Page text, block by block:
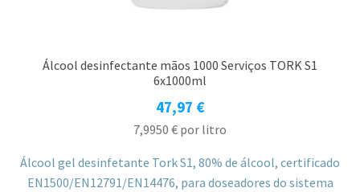
Álcool desinfectante mãos 1000 Serviços TORK S1
6x1000ml
47,97 €
7,9950 € por litro
Álcool gel desinfetante Tork S1, 80% de álcool, certificado
EN1500/EN12791/EN14476, para doseadores do sistema